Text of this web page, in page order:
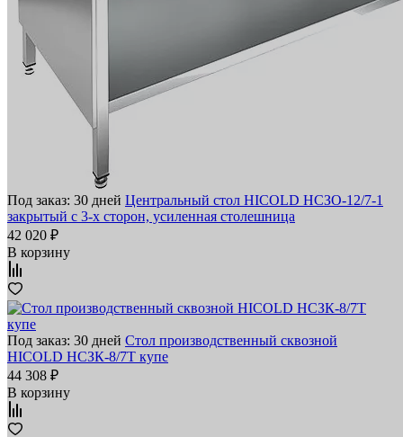
Под заказ: 30 дней Центральный стол HICOLD НСЗО-12/7-1
закрытый с 3-х сторон, усиленная столешница
42 020 ₽
В корзину
Под заказ: 30 дней Стол производственный сквозной
HICOLD НСЗК-8/7Т купе
44 308 ₽
В корзину